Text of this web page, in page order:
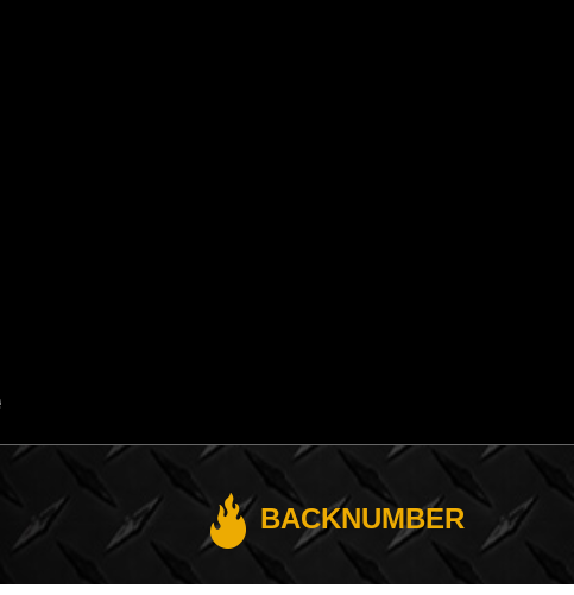
BACKNUMBER